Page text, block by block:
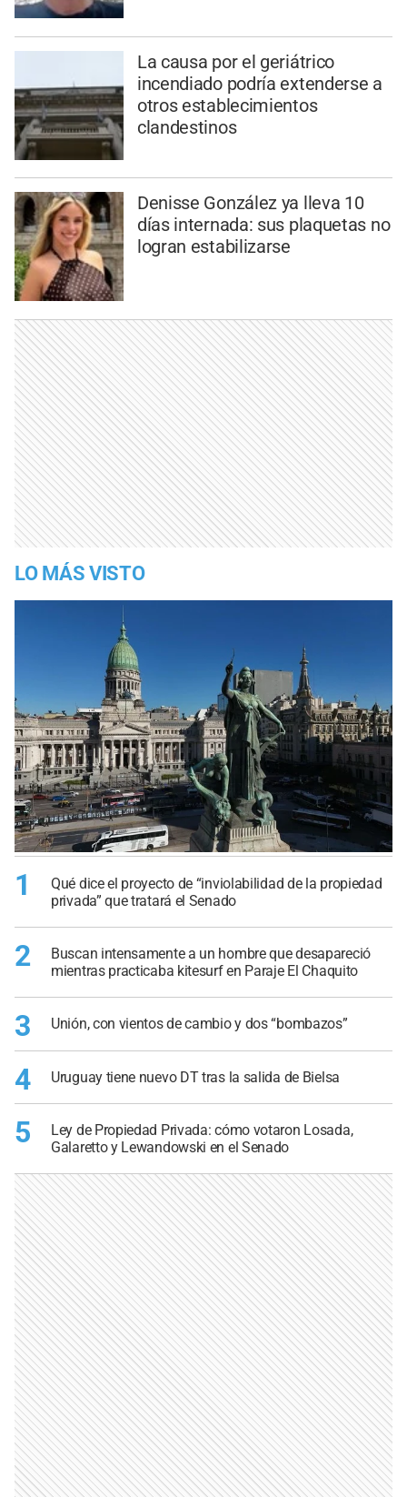
La causa por el geriátrico
incendiado podría extenderse a
otros establecimientos
clandestinos
Denisse González ya lleva 10
días internada: sus plaquetas no
logran estabilizarse
LO MÁS VISTO
1
Qué dice el proyecto de “inviolabilidad de la propiedad
privada” que tratará el Senado
2
Buscan intensamente a un hombre que desapareció
mientras practicaba kitesurf en Paraje El Chaquito
3 Unión, con vientos de cambio y dos “bombazos”
4 Uruguay tiene nuevo DT tras la salida de Bielsa
5
Ley de Propiedad Privada: cómo votaron Losada,
Galaretto y Lewandowski en el Senado